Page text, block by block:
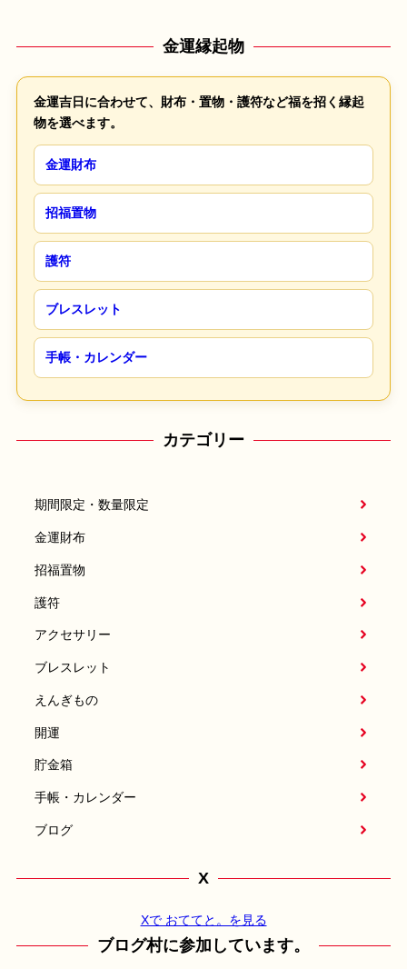
金運縁起物
金運吉日に合わせて、財布・置物・護符など福を招く縁起
物を選べます。
金運財布
招福置物
護符
ブレスレット
手帳・カレンダー
カテゴリー
期間限定・数量限定
金運財布
招福置物
護符
アクセサリー
ブレスレット
えんぎもの
開運
貯金箱
手帳・カレンダー
ブログ
X
Xで おててと。を見る
ブログ村に参加しています。